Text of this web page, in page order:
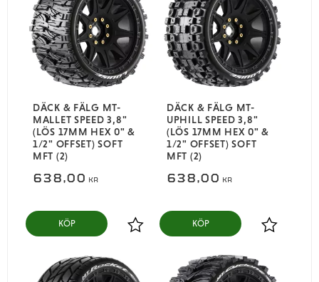
DÄCK & FÄLG MT-
MALLET SPEED 3,8"
(LÖS 17MM HEX 0" &
1/2" OFFSET) SOFT
MFT (2)
638,00 KR
Lägg till i favoriter
KÖP
DÄCK & FÄLG MT-
UPHILL SPEED 3,8"
(LÖS 17MM HEX 0" &
1/2" OFFSET) SOFT
MFT (2)
638,00 KR
Lägg till i
KÖP